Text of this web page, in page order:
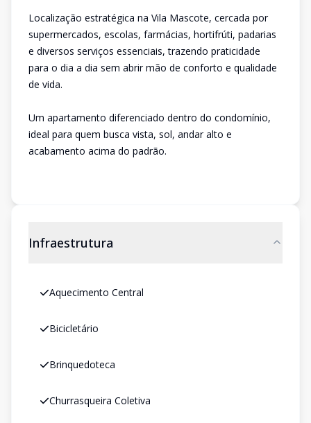
Localização estratégica na Vila Mascote, cercada por
supermercados, escolas, farmácias, hortifrúti, padarias
e diversos serviços essenciais, trazendo praticidade
para o dia a dia sem abrir mão de conforto e qualidade
de vida.
Um apartamento diferenciado dentro do condomínio,
ideal para quem busca vista, sol, andar alto e
acabamento acima do padrão.
Infraestrutura
Aquecimento Central
Bicicletário
Brinquedoteca
Churrasqueira Coletiva